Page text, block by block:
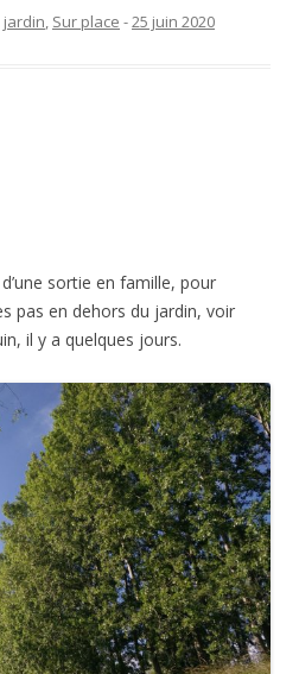
jardin, Sur place -25 juin 2020
sortie en famille, pour
pas en dehors du jardin, voir
il y a quelques jours.